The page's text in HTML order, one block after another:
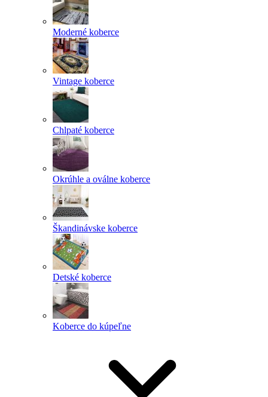
Moderné koberce
Vintage koberce
Chlpaté koberce
Okrúhle a oválne koberce
Škandinávske koberce
Detské koberce
Koberce do kúpeľne